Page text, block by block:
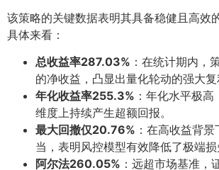
该策略的关键数据表明其具备稳健且高效
具体来看：
总收益率287.03% ：在统计期内，
的净收益，凸显出量化轮动的强大复
年化收益率255.3% ：年化水平极
维度上持续产生超额回报。
最大回撤仅20.76% ：在高收益背
当，表明风控模型有效降低了极端损
阿尔法260.05% ：远超市场基准，